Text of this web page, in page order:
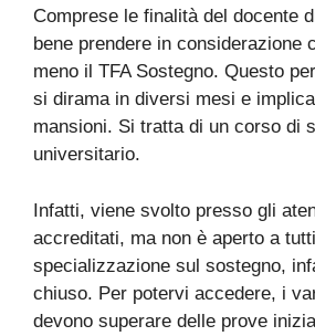
Comprese le finalità del docente
bene prendere in considerazione
meno il TFA Sostegno. Questo
si dirama in diversi mesi e
mansioni. Si tratta di un corso di
universitario.
Infatti, viene svolto presso gli
accreditati, ma non è aperto a
specializzazione sul sostegno,
chiuso. Per potervi accedere, i
devono superare delle prove